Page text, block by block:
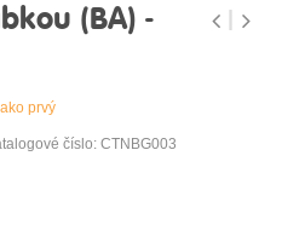
(BA) -
prvý
číslo: CTNBG003